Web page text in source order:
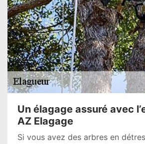
Un élagage assuré avec
AZ Elagage
Si vous avez des arbres en